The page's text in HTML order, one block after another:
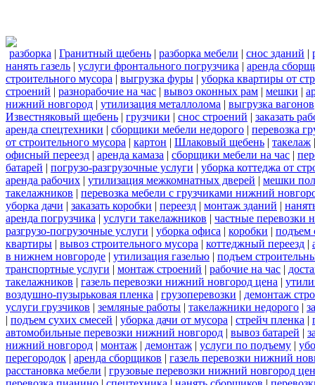
разборка | Гранитный щебень | разборка мебели | снос зданий |
нанять газель | услуги фронтального погрузчика | аренда
строительного мусора | выгрузка фуры | уборка квартиры от
строений | разнорабочие на час | вывоз оконных рам | мешки |
нижний новгород | утилизация металлолома | выгрузка вагонов
Известняковый щебень | грузчики | снос строений | заказать
аренда спецтехники | сборщики мебели недорого | перевозка
от строительного мусора | картон | Шлаковый щебень | такелаж
офисный переезд | аренда камаза | сборщики мебели на час |
батарей | погрузо-разгрузочные услуги | уборка коттеджа от
аренда рабочих | утилизация межкомнатных дверей | мешки
такелажников | перевозка мебели с грузчиками нижний
уборка дачи | заказать коробки | переезд | монтаж зданий |
аренда погрузчика | услуги такелажников | частные перевозки
разгрузо-погрузочные услуги | уборка офиса | коробки | подъем
квартиры | вывоз строительного мусора | коттеджный переезд |
в нижнем новгороде | утилизация газелью | подъем
транспортные услуги | монтаж строений | рабочие на час |
такелажников | газель перевозки нижний новгород цена |
воздушно-пузырьковая пленка | грузоперевозки | демонтаж
услуги грузчиков | земляные работы | такелажники недорого |
| подъем сухих смесей | уборка дачи от мусора | стрейч пленка |
автомобильные перевозки нижний новгород | вывоз батарей |
нижний новгород | монтаж | демонтаж | услуги по подъему |
перегородок | аренда сборщиков | газель перевозки нижний
расстановка мебели | грузовые перевозки нижний новгород